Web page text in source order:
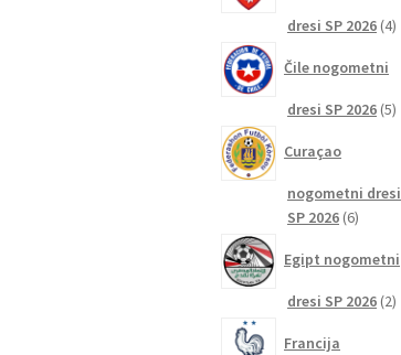
dresi SP 2026 44
Čile nogometni
dresi SP 2026 55
Curaçao
nogometni dresi
SP 2026 66
Egipt nogometni
dresi SP 2026 22
Francija